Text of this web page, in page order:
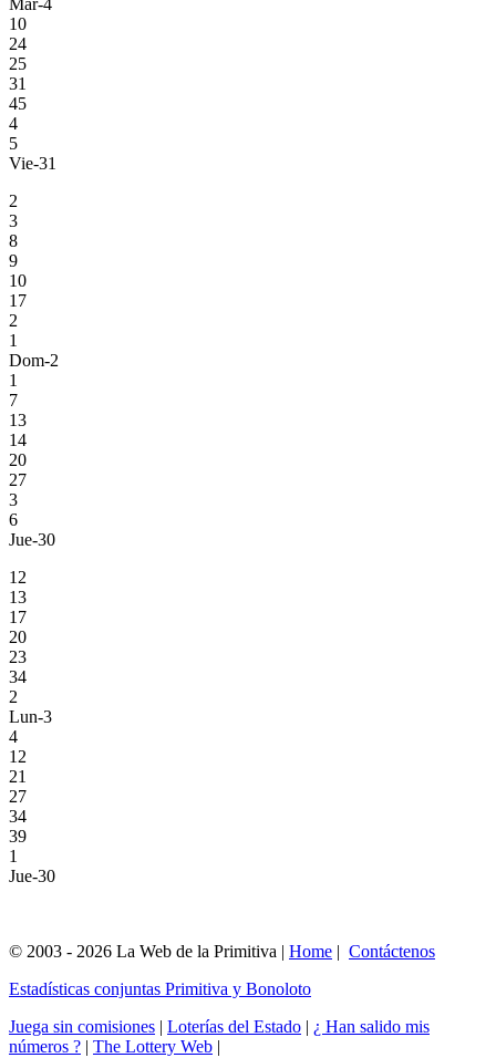
10
24
25
31
45
4
5
Vie-31
2
3
8
9
10
17
2
1
Dom-2
1
7
13
14
20
27
3
6
Jue-30
12
13
17
20
23
34
2
Lun-3
4
12
21
27
34
39
1
Jue-30
© 2003 - 2026 La Web de la Primitiva | Home | Contáctenos
Estadísticas conjuntas Primitiva y Bonoloto
Juega sin comisiones | Loterías del Estado | ¿ Han salido mis
números ? | The Lottery Web |